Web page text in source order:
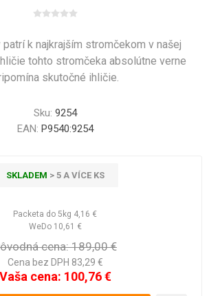
k najkrajším stromčekom v našej
tohto stromčeka absolútne verne
skutočné ihličie.
Sku: 9254
EAN: P9540:9254
SKLADEM > 5 A VÍCE KS
Packeta do 5kg 4,16 €
WeDo 10,61 €
cena: 189,00 €
Cena bez DPH 83,29 €
Vaša cena: 100,76 €